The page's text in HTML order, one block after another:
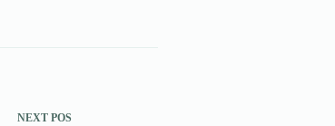
NEXT POS